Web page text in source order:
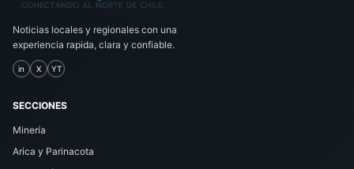
Noticias locales y regionales con una
experiencia rapida, clara y confiable.
in X YT
SECCIONES
Minería
Arica y Parinacota